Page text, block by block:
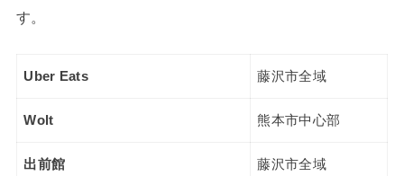
す。
Uber Eats 藤沢市全域
Wolt 熊本市中心部
出前館 藤沢市全域